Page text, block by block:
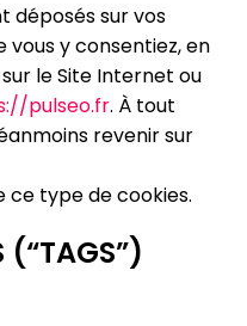
déposés sur vos
vous y consentiez, en
le Site Internet ou
pulseo.fr. À tout
revenir sur
ce type de cookies.
(“TAGS”)